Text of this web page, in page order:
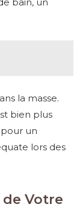
la masse.
bien plus
un
lors des
Votre